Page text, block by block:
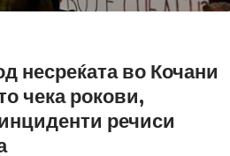
несреќата во Кочани
чека рокови,
речиси